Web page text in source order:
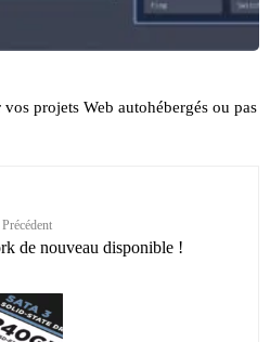
projets Web autohébergés ou pas
Précédent
de nouveau disponible !